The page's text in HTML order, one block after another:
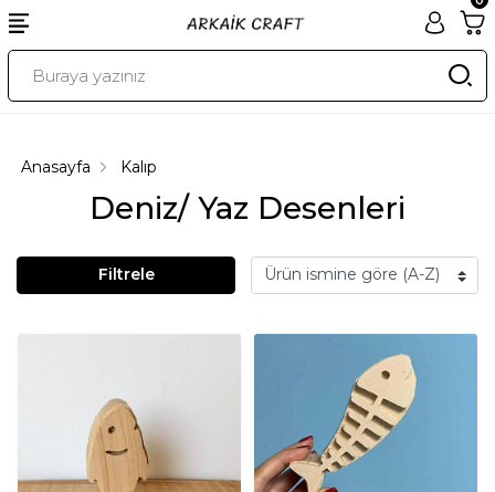
Deniz/ Yaz Desenleri
Anasayfa Kalıp
Filtrele